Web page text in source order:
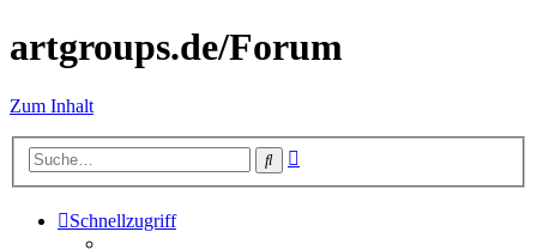
artgroups.de/Forum
Zum Inhalt
Suche
Schnellzugriff